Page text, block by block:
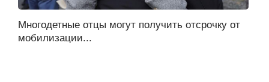
Многодетные отцы могут получить отсрочку от
мобилизации...